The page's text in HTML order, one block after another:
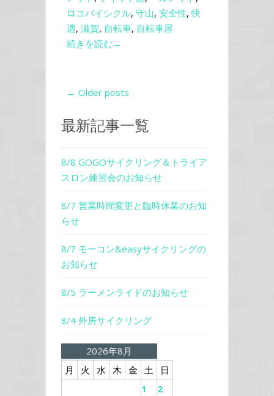
ロコバイシクル, 守山, 安全性,快
適, 滋賀, 自転車, 自転車屋
続きを読む→
← Older posts
最新記事一覧
8/8 GOGOサイクリング＆トライア
スロン練習会のお知らせ
8/7 営業時間変更と臨時休業のお知
らせ
8/7 モーコン&easyサイクリングの
お知らせ
8/5 ラーメンライドのお知らせ
8/4 外房サイクリング
2026年8月
月
火 水 木 金 土
日
1
2